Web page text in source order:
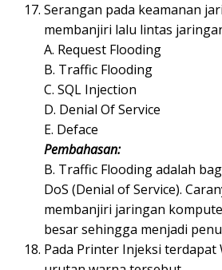
Serangan pada keamanan
membanjiri lalu lintas
A. Request Flooding
B. Traffic Flooding
C. SQL Injection
D. Denial Of Service
E. Deface
Pembahasan:
B. Traffic Flooding adalah
DoS (Denial of Service).
membanjiri jaringan
besar sehingga menjadi
Pada Printer Injeksi terdapat